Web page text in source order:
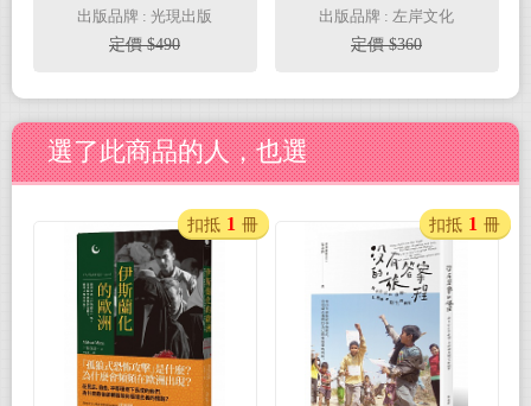
權，被低估的革命，被
詛咒的石油，以及今日
的－－伊朗。
出版品牌 : 光現出版
定價 $490
出版品牌 : 左岸文化
定價 $360
選了此商品的人，也選
扣抵 1 冊 扣抵 1 冊